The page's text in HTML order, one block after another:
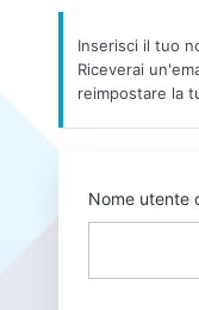
Inserisci il tuo
Riceverai
reimpostare la
Nome utente